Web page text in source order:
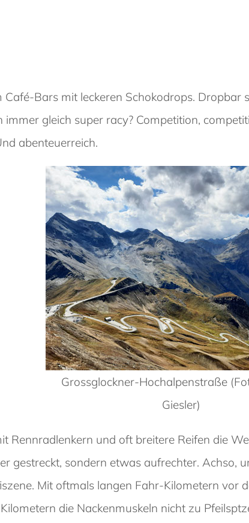
Café-Bars mit leckeren Schokodrops.
gleich super racy? Competition,
abenteuerreich.
Grossglockner-Hochalpenstraße
Giesler)
Rennradlenkern und oft breitere Reifen die
gestreckt, sondern etwas aufrechter. Achso,
Mit oftmals langen Fahr-Kilometern vor
die Nackenmuskeln nicht zu